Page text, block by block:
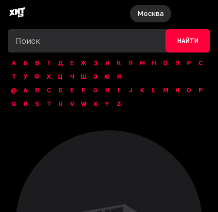
Москва
НАЙТИ
А Б В Г Д Е Ж З И К Л М Н О П Р
С
Т
У Ф Х Ц Ч Ш Э Ю
Я
@
A B C D E F G H I J K L M N O
P
Q
R S T U V W X Y Z